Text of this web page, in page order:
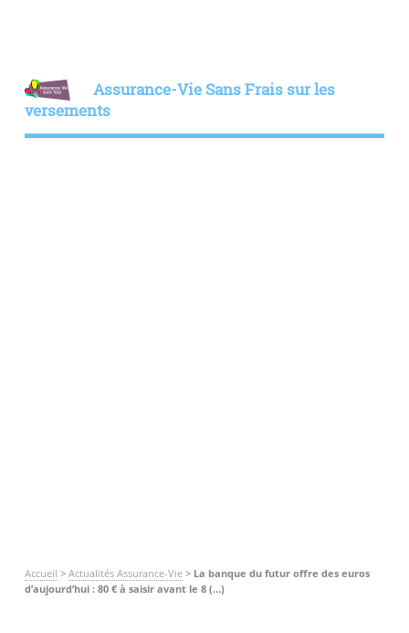
Assurance-Vie Sans Frais sur les
versements
Accueil > Actualités Assurance-Vie> La banque du futur offre des euros
d’aujourd’hui : 80 € à saisir avant le 8 (…)